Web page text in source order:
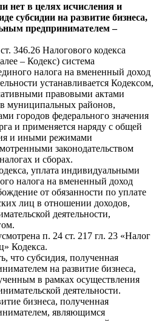
нет в целях исчисления и
субсидии на развитие бизнеса,
предпринимателем –
346.26 Налогового кодекса
– Кодекс) система
налога на вмененный доход
устанавливается Кодексом,
правовыми актами
муниципальных районов,
городов федерального значения
и применяется наряду с общей
и иными режимами
законодательством
и сборах.
уплата индивидуальными
налога на вмененный доход
от обязанности по уплате
лиц в отношении доходов,
деятельности,
п. 24 ст. 217 гл. 23 «Налог
Кодекса.
что субсидия, полученная
на развитие бизнеса,
в рамках осуществления
деятельности.
бизнеса, полученная
являющимся